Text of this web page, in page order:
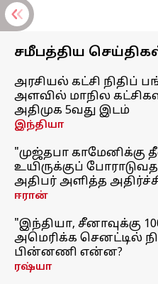
சமீபத்திய
அரசியல் கட்சி நிதிப்
அளவில் மாநில
அதிமுக 5வது இடம்
இந்தியா
"முஜ்தபா காமேனிக்கு
உயிருக்குப்
அதிபர் அளித்த
ஈரான்
"இந்தியா, சீனாவுக்கு
அமெரிக்க செனட்டில்
பின்னணி என்ன?
ரஷ்யா